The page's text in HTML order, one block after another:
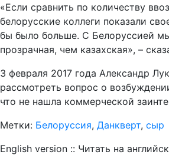
«Если сравнить по количеству
белорусские коллеги показали
бы было больше. С Белоруссией
прозрачная, чем казахская», –
3 февраля 2017 года Александр
рассмотреть вопрос о
что не нашла коммерческой
Метки: Белоруссия, Данкверт, сыр
English version :: Читать на